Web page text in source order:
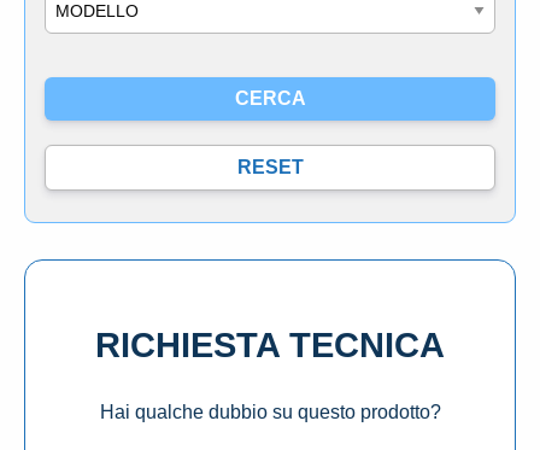
RICHIESTA TECNICA
Hai qualche dubbio su questo prodotto?